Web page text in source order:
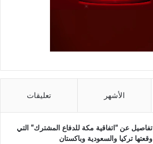
الأشهر تعليقات
تفاصيل عن “اتفاقية مكة للدفاع المشترك” التي
وقعتها تركيا والسعودية وباكستان